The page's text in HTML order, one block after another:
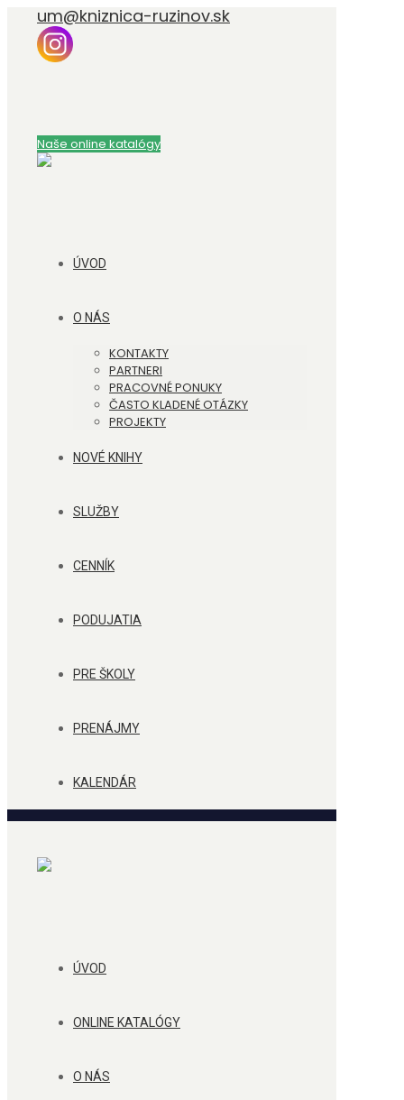
um@kniznica-ruzinov.sk
Naše online katalógy
ÚVOD
O NÁS
KONTAKTY
PARTNERI
PRACOVNÉ PONUKY
ČASTO KLADENÉ OTÁZKY
PROJEKTY
NOVÉ KNIHY
SLUŽBY
CENNÍK
PODUJATIA
PRE ŠKOLY
PRENÁJMY
KALENDÁR
ÚVOD
ONLINE KATALÓGY
O NÁS